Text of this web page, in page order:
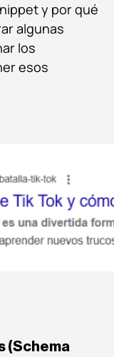
y por qué
algunas
los
esos
(Schema